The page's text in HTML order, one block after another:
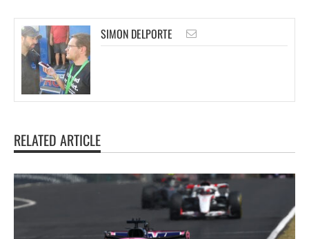
SIMON DELPORTE
RELATED ARTICLE